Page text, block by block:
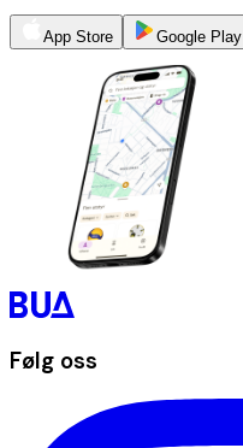
App Store Google Play
Følg oss